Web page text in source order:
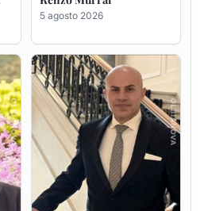
Giuseppe Saba
5 agosto 2026